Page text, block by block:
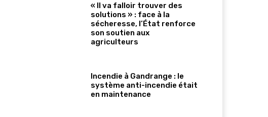
« Il va falloir trouver des
solutions » : face à la
sécheresse, l’État renforce
son soutien aux
agriculteurs
Incendie à Gandrange : le
système anti-incendie était
en maintenance